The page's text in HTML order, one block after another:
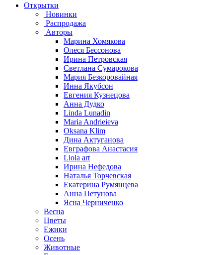
Открытки
Новинки
Распродажа
Авторы
Марина Хомякова
Олеся Бессонова
Ирина Петровская
Светлана Сумарокова
Мария Безкоровайная
Инна Якубсон
Евгения Кузнецова
Анна Дудко
Linda Lunadin
Maria Andrieieva
Oksana Klim
Дина Актуганова
Евграфова Анастасия
Liola art
Ирина Нефедова
Наталья Торчевская
Екатерина Румянцева
Анна Петунова
Ясна Черниченко
Весна
Цветы
Ежики
Осень
Животные